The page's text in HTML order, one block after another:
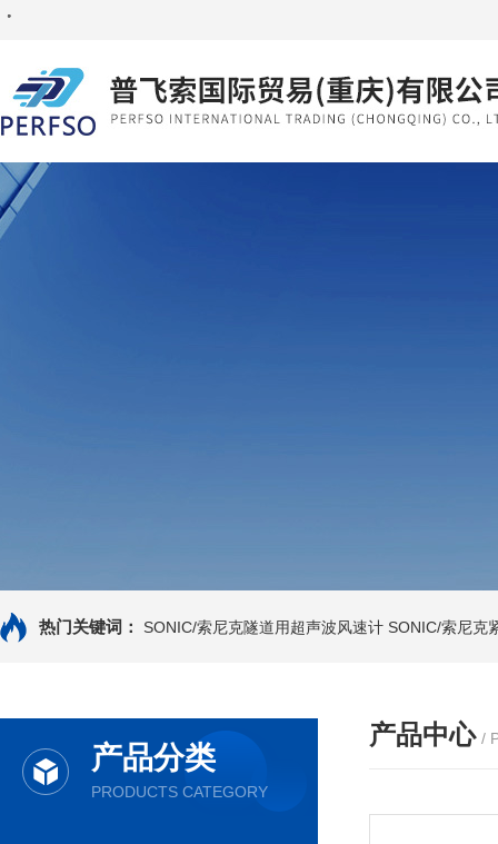
热门关键词： SONIC/索尼克隧道用超声波风速计 SONIC/索尼克
产品分类
PRODUCTS CATEGORY
产品中心 /
・・・・